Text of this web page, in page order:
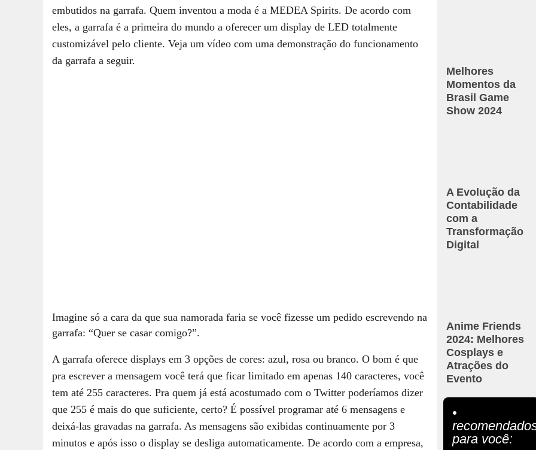
embutidos na garrafa. Quem inventou a moda é a MEDEA Spirits. De acordo com
eles, a garrafa é a primeira do mundo a oferecer um display de LED totalmente
customizável pelo cliente. Veja um vídeo com uma demonstração do funcionamento
da garrafa a seguir.
Imagine só a cara da que sua namorada faria se você fizesse um pedido escrevendo na
garrafa: “Quer se casar comigo?”.
A garrafa oferece displays em 3 opções de cores: azul, rosa ou branco. O bom é que
pra escrever a mensagem você terá que ficar limitado em apenas 140 caracteres, você
tem até 255 caracteres. Pra quem já está acostumado com o Twitter poderíamos dizer
que 255 é mais do que suficiente, certo? É possível programar até 6 mensagens e
deixá-las gravadas na garrafa. As mensagens são exibidas continuamente por 3
minutos e após isso o display se desliga automaticamente. De acordo com a empresa,
Melhores
Momentos da
Brasil Game
Show 2024
A Evolução da
Contabilidade
com a
Transformação
Digital
Anime Friends
2024: Melhores
Cosplays e
Atrações do
Evento
•
para você: